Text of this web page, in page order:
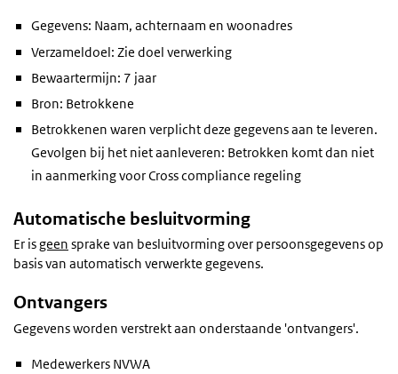
Gegevens: Naam, achternaam en woonadres
Verzameldoel: Zie doel verwerking
Bewaartermijn: 7 jaar
Bron: Betrokkene
Betrokkenen waren verplicht deze gegevens aan te leveren.
Gevolgen bij het niet aanleveren: Betrokken komt dan niet
in aanmerking voor Cross compliance regeling
Automatische besluitvorming
Er isgeen sprake van besluitvorming over persoonsgegevens op
basis van automatisch verwerkte gegevens.
Ontvangers
Gegevens worden verstrekt aan onderstaande 'ontvangers'.
Medewerkers NVWA